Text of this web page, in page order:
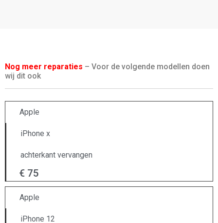
Nog meer reparaties – Voor de volgende modellen doen
wij dit ook
Apple
iPhone x
achterkant vervangen
€ 75
Apple
iPhone 12